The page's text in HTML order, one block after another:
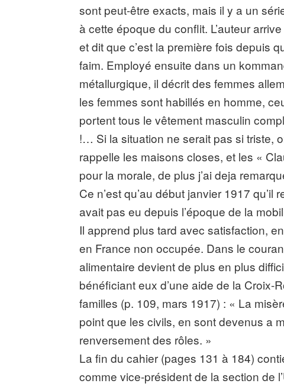
sont peut-être exacts, mais il y a un
à cette époque du conflit. L’auteur
et dit que c’est la première fois depuis
faim. Employé ensuite dans un
métallurgique, il décrit des femmes
les femmes sont habillés en homme,
portent tous le vêtement masculin
!… Si la situation ne serait pas si triste,
rappelle les maisons closes, et les «
pour la morale, de plus j’ai deja
Ce n’est qu’au début janvier 1917
avait pas eu depuis l’époque de la
Il apprend plus tard avec satisfaction,
en France non occupée. Dans le
alimentaire devient de plus en plus
bénéficiant eux d’une aide de la Croix-
familles (p. 109, mars 1917) : « La
point que les civils, en sont devenus a
renversement des rôles. »
La fin du cahier (pages 131 à 184)
comme vice-président de la section de